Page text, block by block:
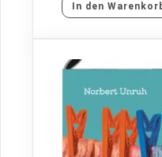
In den